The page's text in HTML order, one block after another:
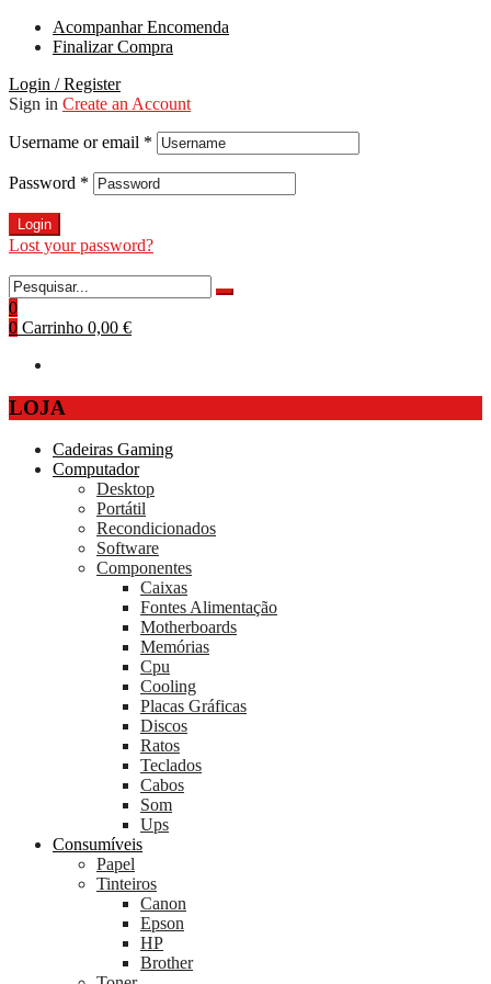
Acompanhar Encomenda
Finalizar Compra
Login / Register
Sign in Create an Account
Username or email *
Password *
Login
Lost your password?
0
0 Carrinho 0,00 €
LOJA
Cadeiras Gaming
Computador
Desktop
Portátil
Recondicionados
Software
Componentes
Caixas
Fontes Alimentação
Motherboards
Memórias
Cpu
Cooling
Placas Gráficas
Discos
Ratos
Teclados
Cabos
Som
Ups
Consumíveis
Papel
Tinteiros
Canon
Epson
HP
Brother